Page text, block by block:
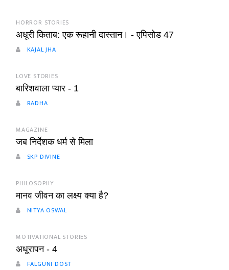
HORROR STORIES
अधूरी किताब: एक रूहानी दास्तान। - एपिसोड 47
KAJAL JHA
LOVE STORIES
बारिशवाला प्यार - 1
RADHA
MAGAZINE
जब निर्देशक धर्म से मिला
SKP DIVINE
PHILOSOPHY
मानव जीवन का लक्ष्य क्या है?
NITYA OSWAL
MOTIVATIONAL STORIES
अधूरापन - 4
FALGUNI DOST